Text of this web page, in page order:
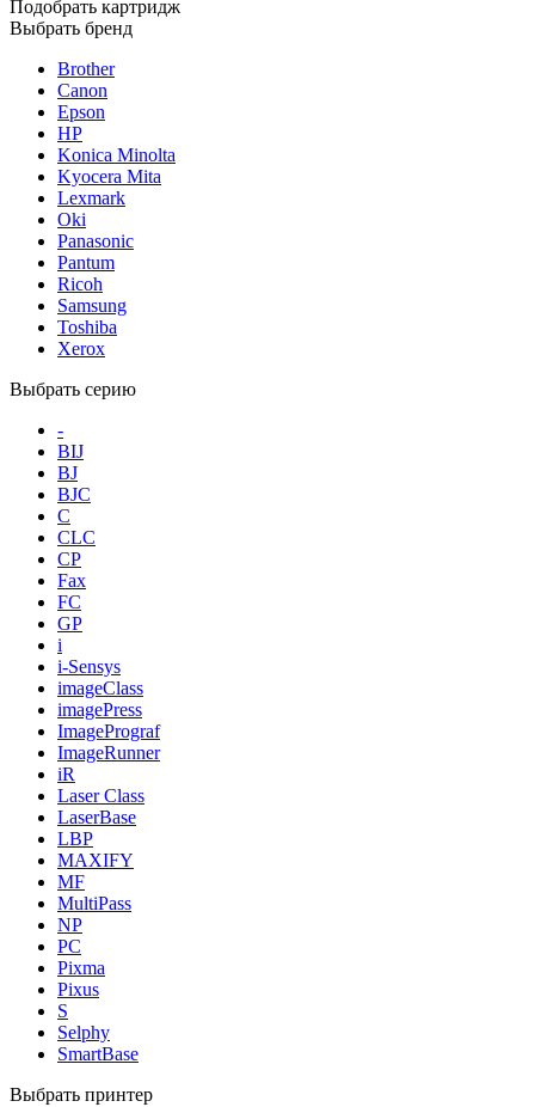
Подобрать картридж
Выбрать бренд
Brother
Canon
Epson
HP
Konica Minolta
Kyocera Mita
Lexmark
Oki
Panasonic
Pantum
Ricoh
Samsung
Toshiba
Xerox
Выбрать серию
-
BIJ
BJ
BJC
C
CLC
CP
Fax
FC
GP
i
i-Sensys
imageClass
imagePress
ImagePrograf
ImageRunner
iR
Laser Class
LaserBase
LBP
MAXIFY
MF
MultiPass
NP
PC
Pixma
Pixus
S
Selphy
SmartBase
Выбрать принтер